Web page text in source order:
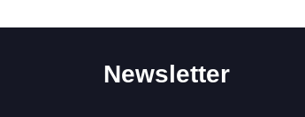
Newsletter